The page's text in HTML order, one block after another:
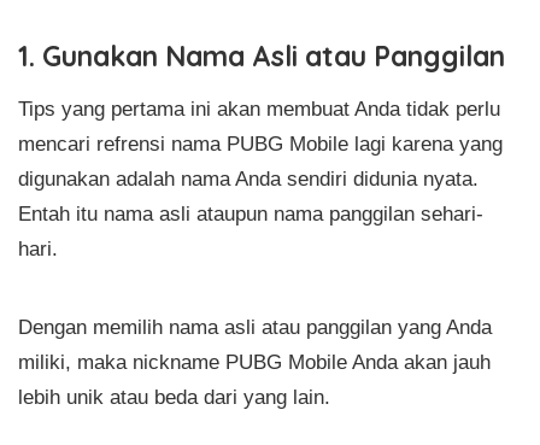
1. Gunakan Nama Asli atau Panggilan
Tips yang pertama ini akan membuat Anda tidak perlu
mencari refrensi nama PUBG Mobile lagi karena yang
digunakan adalah nama Anda sendiri didunia nyata.
Entah itu nama asli ataupun nama panggilan sehari-
hari.
Dengan memilih nama asli atau panggilan yang Anda
miliki, maka nickname PUBG Mobile Anda akan jauh
lebih unik atau beda dari yang lain.